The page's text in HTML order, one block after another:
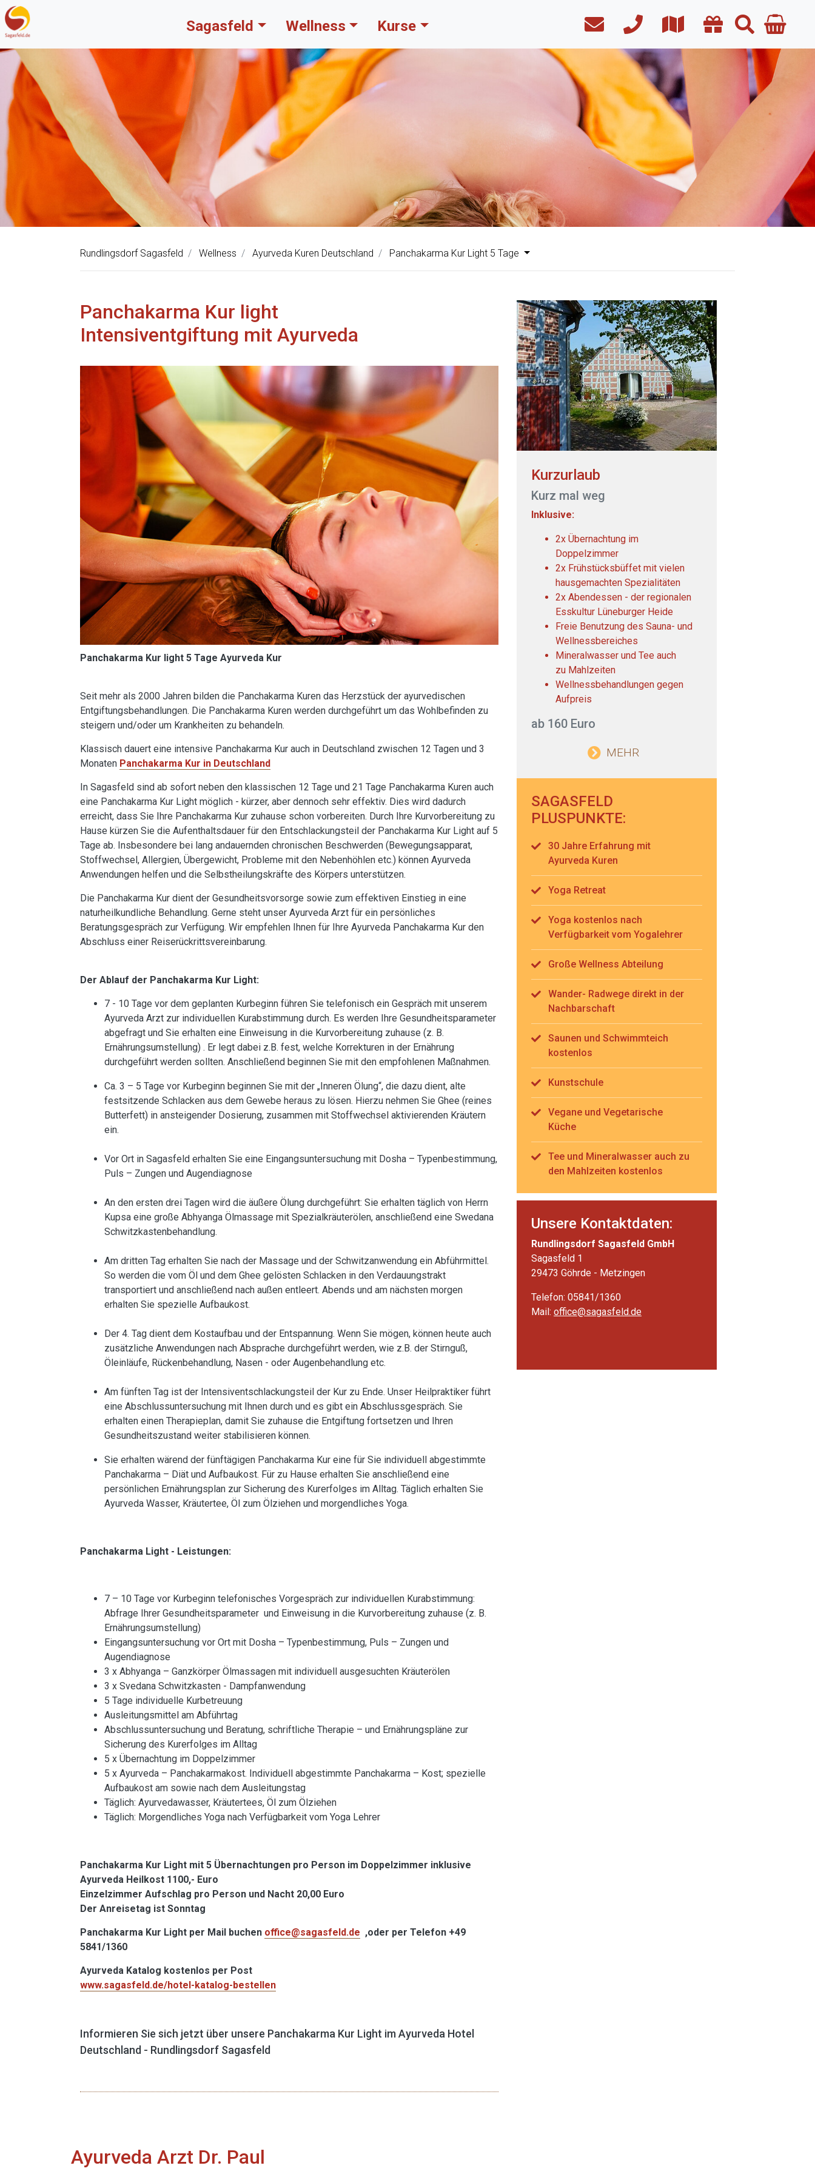
Sagasfeld Wellness Kurse
Rundlingsdorf Sagasfeld Wellness Ayurveda Kuren Deutschland Panchakarma Kur Light 5 Tage
Panchakarma Kur light
Intensiventgiftung mit Ayurveda
Panchakarma Kur light 5 Tage Ayurveda Kur
Seit mehr als 2000 Jahren bilden die Panchakarma Kuren das Herzstück der ayurvedischen
Entgiftungsbehandlungen. Die Panchakarma Kuren werden durchgeführt um das Wohlbefinden zu
steigern und/oder um Krankheiten zu behandeln.
Klassisch dauert eine intensive Panchakarma Kur auch in Deutschland zwischen 12 Tagen und 3
Monaten Panchakarma Kur in Deutschland
In Sagasfeld sind ab sofort neben den klassischen 12 Tage und 21 Tage Panchakarma Kuren auch
eine Panchakarma Kur Light möglich - kürzer, aber dennoch sehr effektiv. Dies wird dadurch
erreicht, dass Sie Ihre Panchakarma Kur zuhause schon vorbereiten. Durch Ihre Kurvorbereitung zu
Hause kürzen Sie die Aufenthaltsdauer für den Entschlackungsteil der Panchakarma Kur Light auf 5
Tage ab. Insbesondere bei lang andauernden chronischen Beschwerden (Bewegungsapparat,
Stoffwechsel, Allergien, Übergewicht, Probleme mit den Nebenhöhlen etc.) können Ayurveda
Anwendungen helfen und die Selbstheilungskräfte des Körpers unterstützen.
Die Panchakarma Kur dient der Gesundheitsvorsorge sowie zum effektiven Einstieg in eine
naturheilkundliche Behandlung. Gerne steht unser Ayurveda Arzt für ein persönliches
Beratungsgespräch zur Verfügung. Wir empfehlen Ihnen für Ihre Ayurveda Panchakarma Kur den
Abschluss einer Reiserückrittsvereinbarung.
Der Ablauf der Panchakarma Kur Light:
7 - 10 Tage vor dem geplanten Kurbeginn führen Sie telefonisch ein Gespräch mit unserem
Ayurveda Arzt zur individuellen Kurabstimmung durch. Es werden Ihre Gesundheitsparameter
abgefragt und Sie erhalten eine Einweisung in die Kurvorbereitung zuhause (z. B.
Ernährungsumstellung) . Er legt dabei z.B. fest, welche Korrekturen in der Ernährung
durchgeführt werden sollten. Anschließend beginnen Sie mit den empfohlenen Maßnahmen.
Ca. 3 – 5 Tage vor Kurbeginn beginnen Sie mit der „Inneren Ölung“, die dazu dient, alte
festsitzende Schlacken aus dem Gewebe heraus zu lösen. Hierzu nehmen Sie Ghee (reines
Butterfett) in ansteigender Dosierung, zusammen mit Stoffwechsel aktivierenden Kräutern
ein.
Vor Ort in Sagasfeld erhalten Sie eine Eingangsuntersuchung mit Dosha – Typenbestimmung,
Puls – Zungen und Augendiagnose
An den ersten drei Tagen wird die äußere Ölung durchgeführt: Sie erhalten täglich von Herrn
Kupsa eine große Abhyanga Ölmassage mit Spezialkräuterölen, anschließend eine Swedana
Schwitzkastenbehandlung.
Am dritten Tag erhalten Sie nach der Massage und der Schwitzanwendung ein Abführmittel.
So werden die vom Öl und dem Ghee gelösten Schlacken in den Verdauungstrakt
transportiert und anschließend nach außen entleert. Abends und am nächsten morgen
erhalten Sie spezielle Aufbaukost.
Der 4. Tag dient dem Kostaufbau und der Entspannung. Wenn Sie mögen, können heute auch
zusätzliche Anwendungen nach Absprache durchgeführt werden, wie z.B. der Stirnguß,
Öleinläufe, Rückenbehandlung, Nasen - oder Augenbehandlung etc.
Am fünften Tag ist der Intensiventschlackungsteil der Kur zu Ende. Unser Heilpraktiker führt
eine Abschlussuntersuchung mit Ihnen durch und es gibt ein Abschlussgespräch. Sie
erhalten einen Therapieplan, damit Sie zuhause die Entgiftung fortsetzen und Ihren
Gesundheitszustand weiter stabilisieren können.
Sie erhalten wärend der fünftägigen Panchakarma Kur eine für Sie individuell abgestimmte
Panchakarma – Diät und Aufbaukost. Für zu Hause erhalten Sie anschließend eine
persönlichen Ernährungsplan zur Sicherung des Kurerfolges im Alltag. Täglich erhalten Sie
Ayurveda Wasser, Kräutertee, Öl zum Ölziehen und morgendliches Yoga.
Panchakarma Light - Leistungen:
7 – 10 Tage vor Kurbeginn telefonisches Vorgespräch zur individuellen Kurabstimmung:
Abfrage Ihrer Gesundheitsparameter und Einweisung in die Kurvorbereitung zuhause (z. B.
Ernährungsumstellung)
Eingangsuntersuchung vor Ort mit Dosha – Typenbestimmung, Puls – Zungen und
Augendiagnose
3 x Abhyanga – Ganzkörper Ölmassagen mit individuell ausgesuchten Kräuterölen
3 x Svedana Schwitzkasten - Dampfanwendung
5 Tage individuelle Kurbetreuung
Ausleitungsmittel am Abführtag
Abschlussuntersuchung und Beratung, schriftliche Therapie – und Ernährungspläne zur
Sicherung des Kurerfolges im Alltag
5 x Übernachtung im Doppelzimmer
5 x Ayurveda – Panchakarmakost. Individuell abgestimmte Panchakarma – Kost; spezielle
Aufbaukost am sowie nach dem Ausleitungstag
Täglich: Ayurvedawasser, Kräutertees, Öl zum Ölziehen
Täglich: Morgendliches Yoga nach Verfügbarkeit vom Yoga Lehrer
Panchakarma Kur Light mit 5 Übernachtungen pro Person im Doppelzimmer inklusive
Ayurveda Heilkost 1100,- Euro
Einzelzimmer Aufschlag pro Person und Nacht 20,00 Euro
Der Anreisetag ist Sonntag
Panchakarma Kur Light per Mail buchen office@sagasfeld.de ,oder per Telefon +49
5841/1360
Ayurveda Katalog kostenlos per Post
www.sagasfeld.de/hotel-katalog-bestellen
Informieren Sie sich jetzt über unsere Panchakarma Kur Light im Ayurveda Hotel
Deutschland - Rundlingsdorf Sagasfeld
Kurzurlaub
Kurz mal weg
Inklusive:
2x Übernachtung im
Doppelzimmer
2x Frühstücksbüffet mit vielen
hausgemachten Spezialitäten
2x Abendessen - der regionalen
Esskultur Lüneburger Heide
Freie Benutzung des Sauna- und
Wellnessbereiches
Mineralwasser und Tee auch
zu Mahlzeiten
Wellnessbehandlungen gegen
Aufpreis
ab 160 Euro
MEHR
SAGASFELD
PLUSPUNKTE:
30 Jahre Erfahrung mit
Ayurveda Kuren
Yoga Retreat
Yoga kostenlos nach
Verfügbarkeit vom Yogalehrer
Große Wellness Abteilung
Wander- Radwege direkt in der
Nachbarschaft
Saunen und Schwimmteich
kostenlos
Kunstschule
Vegane und Vegetarische
Küche
Tee und Mineralwasser auch zu
den Mahlzeiten kostenlos
Unsere Kontaktdaten:
Rundlingsdorf Sagasfeld GmbH
Sagasfeld 1
29473 Göhrde - Metzingen
Telefon: 05841/1360
Mail: office@sagasfeld.de
Ayurveda Arzt Dr. Paul